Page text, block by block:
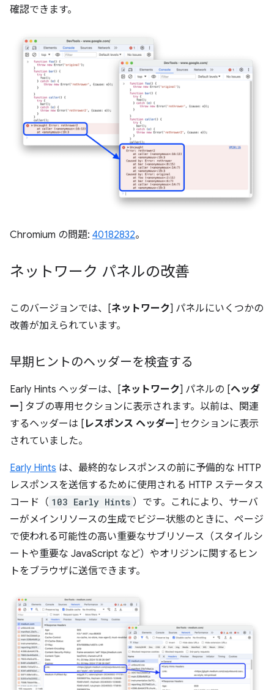
確認できます。
Chromium の問題: 40182832。
ネットワーク パネルの改善
このバージョンでは、[ネットワーク] パネルにいくつかの
改善が加えられています。
早期ヒントのヘッダーを検査する
Early Hints ヘッダーは、[ネットワーク] パネルの [ヘッダ
ー] タブの専用セクションに表示されます。以前は、関連
するヘッダーは [ レスポンス ヘッダー] セクションに表示
されていました。
Early Hints は、最終的なレスポンスの前に予備的な HTTP
レスポンスを送信するために使用される HTTP ステータス
コード（ 103 Early Hints ）です。これにより、サーバ
ーがメインリソースの生成でビジー状態のときに、ページ
で使われる可能性の高い重要なサブリソース（スタイルシ
ートや重要な JavaScript など）やオリジンに関するヒン
トをブラウザに送信できます。